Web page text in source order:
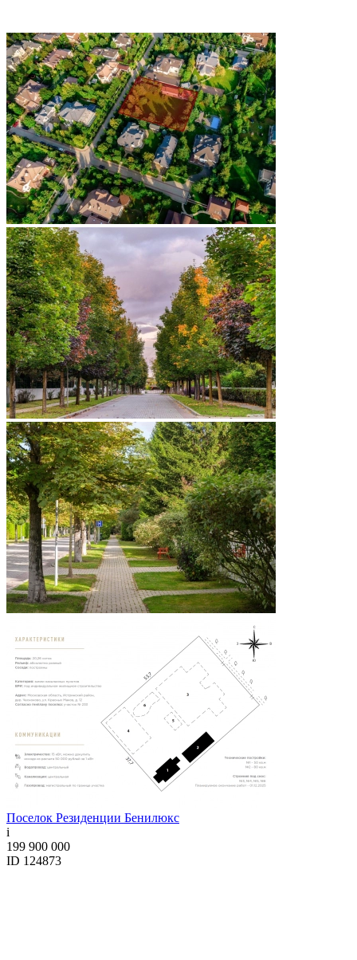
Поселок Резиденции Бенилюкс
i
199 900 000
ID 124873